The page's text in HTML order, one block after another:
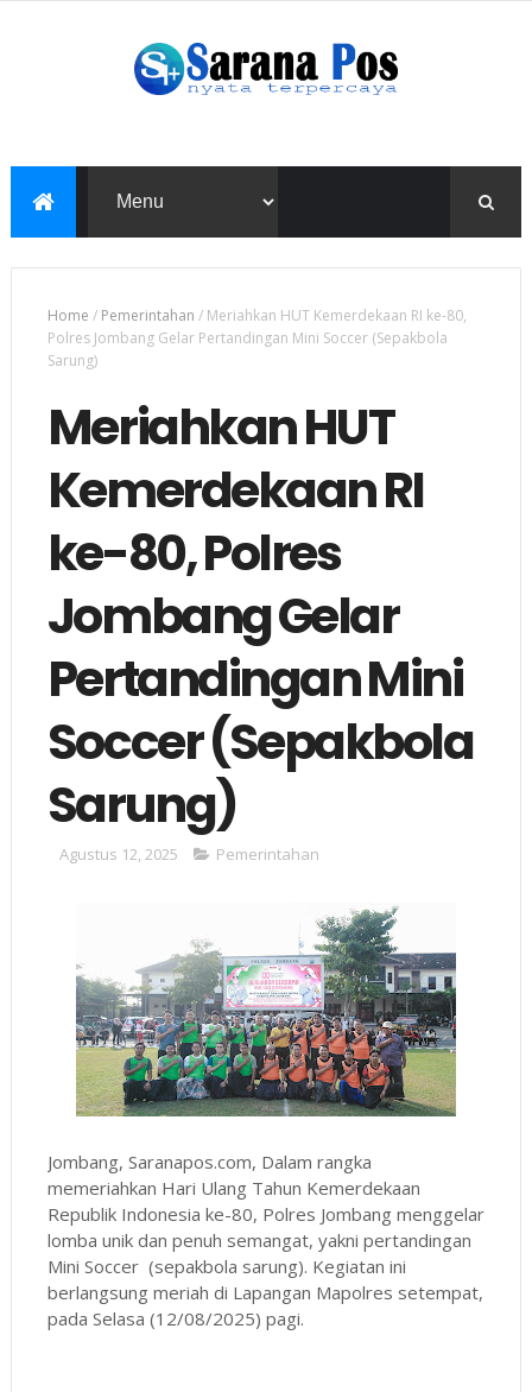
Home / Pemerintahan / Meriahkan HUT Kemerdekaan RI ke-80,
Polres Jombang Gelar Pertandingan Mini Soccer (Sepakbola
Sarung)
Meriahkan HUT
Kemerdekaan RI
ke-80, Polres
Jombang Gelar
Pertandingan Mini
Soccer (Sepakbola
Sarung)
Agustus 12, 2025 Pemerintahan
Jombang, Saranapos.com, Dalam rangka
memeriahkan Hari Ulang Tahun Kemerdekaan
Republik Indonesia ke-80, Polres Jombang menggelar
lomba unik dan penuh semangat, yakni pertandingan
Mini Soccer (sepakbola sarung). Kegiatan ini
berlangsung meriah di Lapangan Mapolres setempat,
pada Selasa (12/08/2025) pagi.